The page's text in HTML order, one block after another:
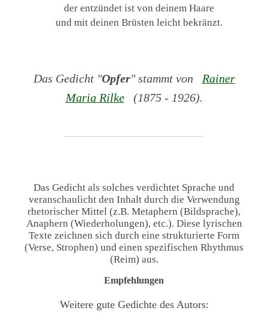
der entzündet ist von deinem Haare
und mit deinen Brüsten leicht bekränzt.
Das Gedicht "Opfer" stammt von
Rainer
Maria Rilke(1875 - 1926).
Das Gedicht als solches verdichtet Sprache und
veranschaulicht den Inhalt durch die Verwendung
rhetorischer Mittel (z.B. Metaphern (Bildsprache),
Anaphern (Wiederholungen), etc.). Diese lyrischen
Texte zeichnen sich durch eine strukturierte Form
(Verse, Strophen) und einen spezifischen Rhythmus
(Reim) aus.
Empfehlungen
Weitere gute Gedichte des Autors: